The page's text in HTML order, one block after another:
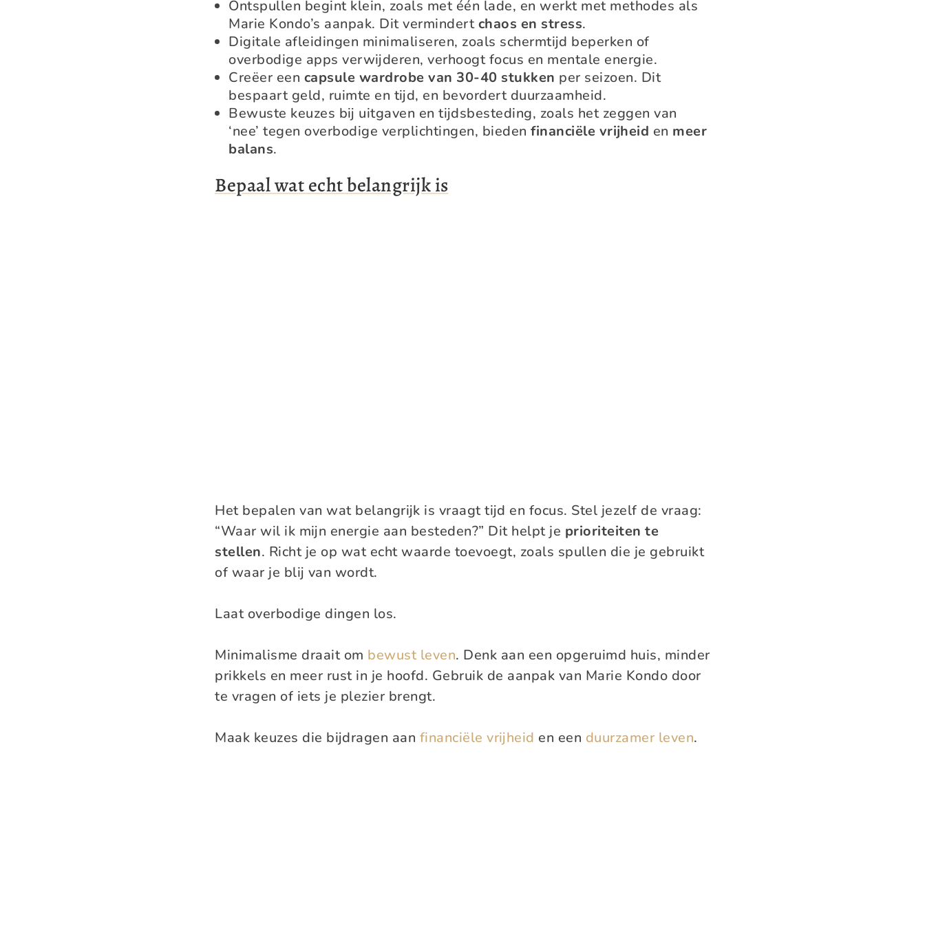
Ontspullen begint klein, zoals met één lade, en werkt met methodes als
Marie Kondo’s aanpak. Dit vermindertchaos en stress.
Digitale afleidingen minimaliseren, zoals schermtijd beperken of
overbodige apps verwijderen, verhoogt focus en mentale energie.
Creëer een capsule wardrobe van 30-40 stukken per seizoen. Dit
bespaart geld, ruimte en tijd, en bevordert duurzaamheid.
Bewuste keuzes bij uitgaven en tijdsbesteding, zoals het zeggen van
‘nee’ tegen overbodige verplichtingen, bieden financiële vrijheid en meer
balans.
Bepaal wat echt belangrijk is
Het bepalen van wat belangrijk is vraagt tijd en focus. Stel jezelf de vraag:
“Waar wil ik mijn energie aan besteden?” Dit helpt je prioriteiten te
stellen. Richt je op wat echt waarde toevoegt, zoals spullen die je gebruikt
of waar je blij van wordt.
Laat overbodige dingen los.
Minimalisme draait om bewust leven. Denk aan een opgeruimd huis, minder
prikkels en meer rust in je hoofd. Gebruik de aanpak van Marie Kondo door
te vragen of iets je plezier brengt.
Maak keuzes die bijdragen aan financiële vrijheid en een duurzamer leven.